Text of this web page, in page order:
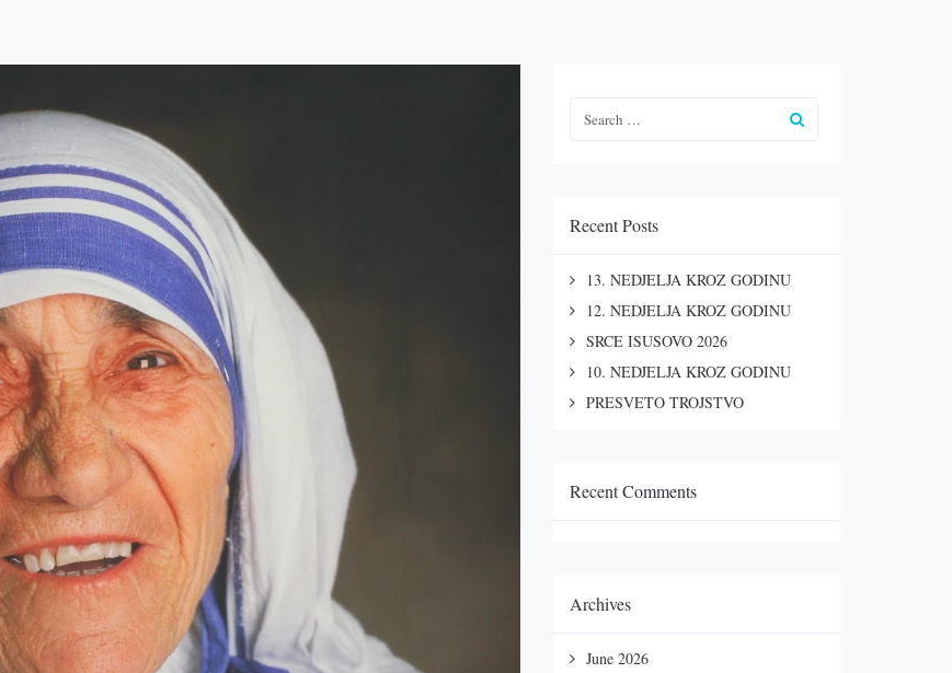
Recent Posts
13. NEDJELJA KROZ GODINU
12. NEDJELJA KROZ GODINU
SRCE ISUSOVO 2026
10. NEDJELJA KROZ GODINU
PRESVETO TROJSTVO
Recent Comments
Archives
June 2026